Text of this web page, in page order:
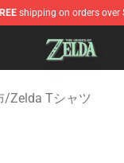
shipping on orders over
of Zelda Store -
/Zelda Tシャツ